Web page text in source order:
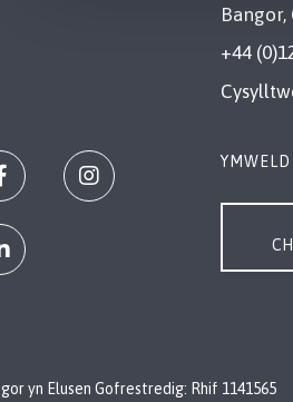
Bangor,
+44
YMWELD
yn Elusen Gofrestredig: Rhif 1141565